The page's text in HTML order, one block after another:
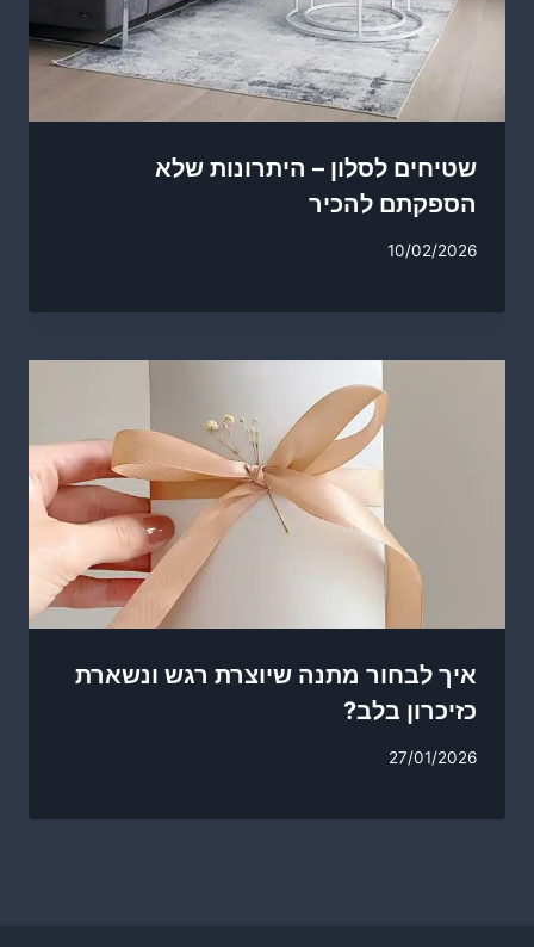
שטיחים לסלון – היתרונות שלא
הספקתם להכיר
10/02/2026
איך לבחור מתנה שיוצרת רגש ונשארת
כזיכרון בלב?
27/01/2026